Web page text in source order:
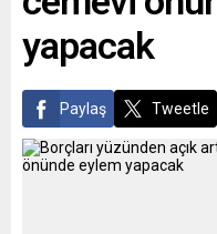
yapacak
Paylaş Tweetle